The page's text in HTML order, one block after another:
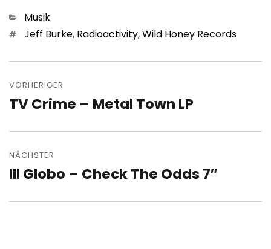
Kategorien
Musik
Schlagwörter
Jeff Burke, Radioactivity,Wild Honey Records
VORHERIGER
Vorheriger
TV Crime – Metal Town LP
NÄCHSTER
Nächster
Ill Globo – Check The Odds 7″